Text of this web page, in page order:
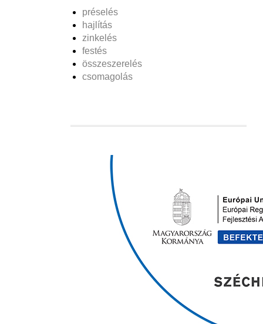
préselés
hajlítás
zinkelés
festés
összeszerelés
csomagolás